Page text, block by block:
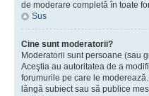
de moderare completă în toate
Sus
Cine sunt moderatorii?
Moderatorii sunt persoane (sau
Aceştia au autoritatea de a
forumurile pe care le
lângă subiect sau să publice